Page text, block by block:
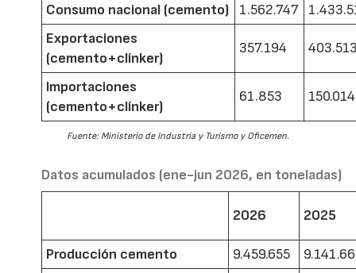
Consumo nacional (cemento)
1.562.747
Exportaciones
(cemento+clínker)
357.194
Importaciones
(cemento+clínker)
61.853 150.014
Fuente: Ministerio de Industria y Turismo y Oficemen.
Datos acumulados (ene-jun 2026, en toneladas)
2026 2025
Producción cemento 9.459.655